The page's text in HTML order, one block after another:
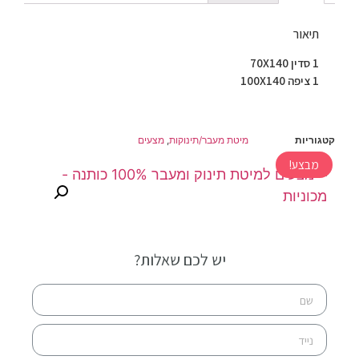
תיאור
1 סדין 70X140
1 ציפה 100X140
קטגוריות מיטת מעבר/תינוקות, מצעים
מבצע!
יש לכם שאלות?